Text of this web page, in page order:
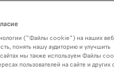
— сказал Энтони Ното,
расчетной валюты в сети
предоставлять
возможность мгновенного
Это только начало
уровня в цифровую
("Файлы cookie") на наших
понять нашу аудиторию и улучшить
мы также используем Файлы
пользователей на сайте и других